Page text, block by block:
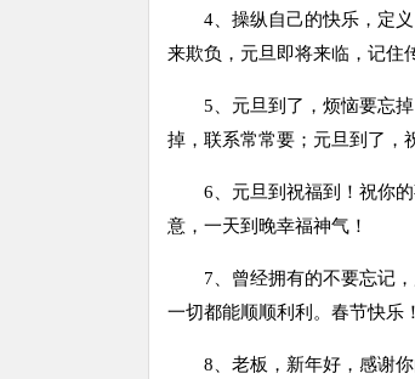
4、操纵自己的快乐，定
来欺负，元旦即将来临，记住
5、元旦到了，烦恼要忘
掉，联系常常要；元旦到了，
6、元旦到祝福到！祝你
意，一天到晚幸福神气！
7、曾经拥有的不要忘记
一切都能顺顺利利。春节快乐！
8、老板，新年好，感谢